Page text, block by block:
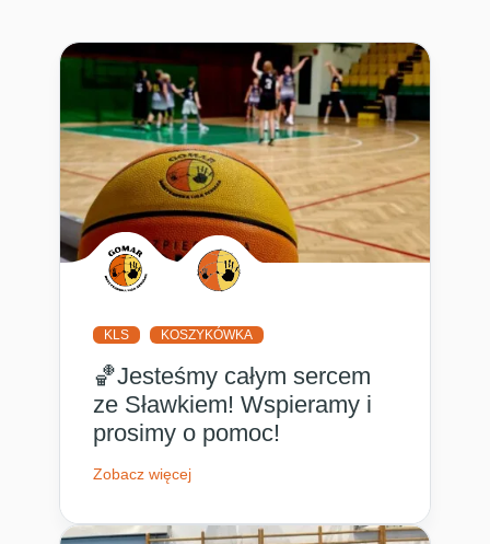
KLS KOSZYKÓWKA
🏀Jesteśmy całym sercem
ze Sławkiem! Wspieramy i
prosimy o pomoc!
Zobacz więcej